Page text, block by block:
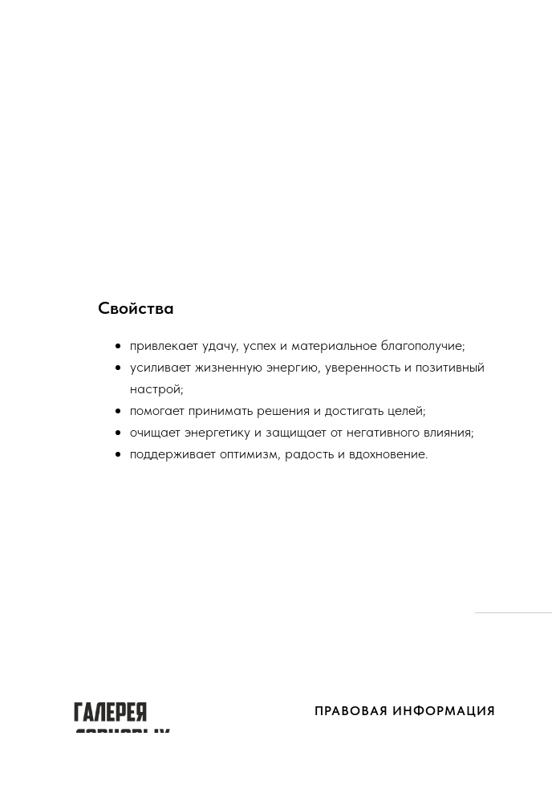
Свойства
привлекает удачу, успех и материальное благополучие;
усиливает жизненную энергию, уверенность и позитивный
настрой;
помогает принимать решения и достигать целей;
очищает энергетику и защищает от негативного влияния;
поддерживает оптимизм, радость и вдохновение.
ПРАВОВАЯ ИНФОРМАЦИЯ